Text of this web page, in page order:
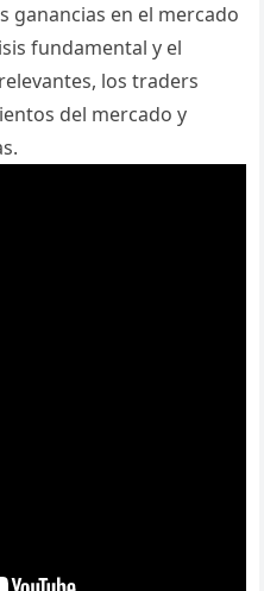
ganancias en el mercado
fundamental y el
los traders
del mercado y